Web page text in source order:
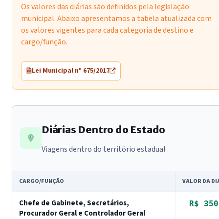
Os valores das diárias são definidos pela legislação
municipal. Abaixo apresentamos a tabela atualizada com
os valores vigentes para cada categoria de destino e
cargo/função.
Lei Municipal nº 675/2017
Diárias Dentro do Estado
Viagens dentro do território estadual
CARGO/FUNÇÃO VALOR DA
Chefe de Gabinete, Secretários,
Procurador Geral e Controlador Geral
R$